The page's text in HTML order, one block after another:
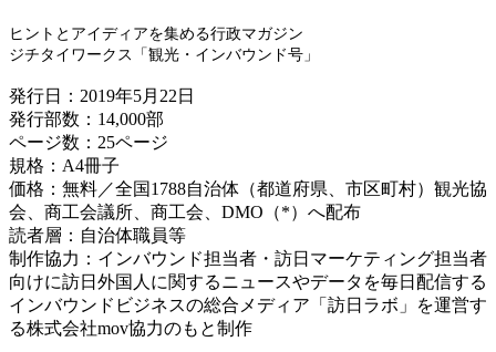
ヒントとアイディアを集める行政マガジン
ジチタイワークス「観光・インバウンド号」
発行日：2019年5月22日
発行部数：14,000部
ページ数：25ページ
規格：A4冊子
価格：無料／全国1788自治体（都道府県、市区町村）観光協
会、商工会議所、商工会、DMO（*）へ配布
読者層：自治体職員等
制作協力：インバウンド担当者・訪日マーケティング担当者
向けに訪日外国人に関するニュースやデータを毎日配信する
インバウンドビジネスの総合メディア「訪日ラボ」を運営す
る株式会社mov協力のもと制作